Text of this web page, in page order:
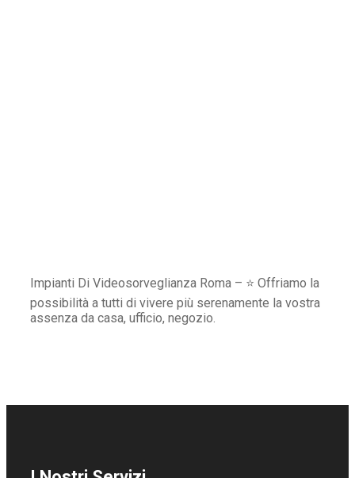
Impianti Di Videosorveglianza Roma – ⭐ Offriamo la
possibilità a tutti di vivere più serenamente la vostra
assenza da casa, ufficio, negozio.